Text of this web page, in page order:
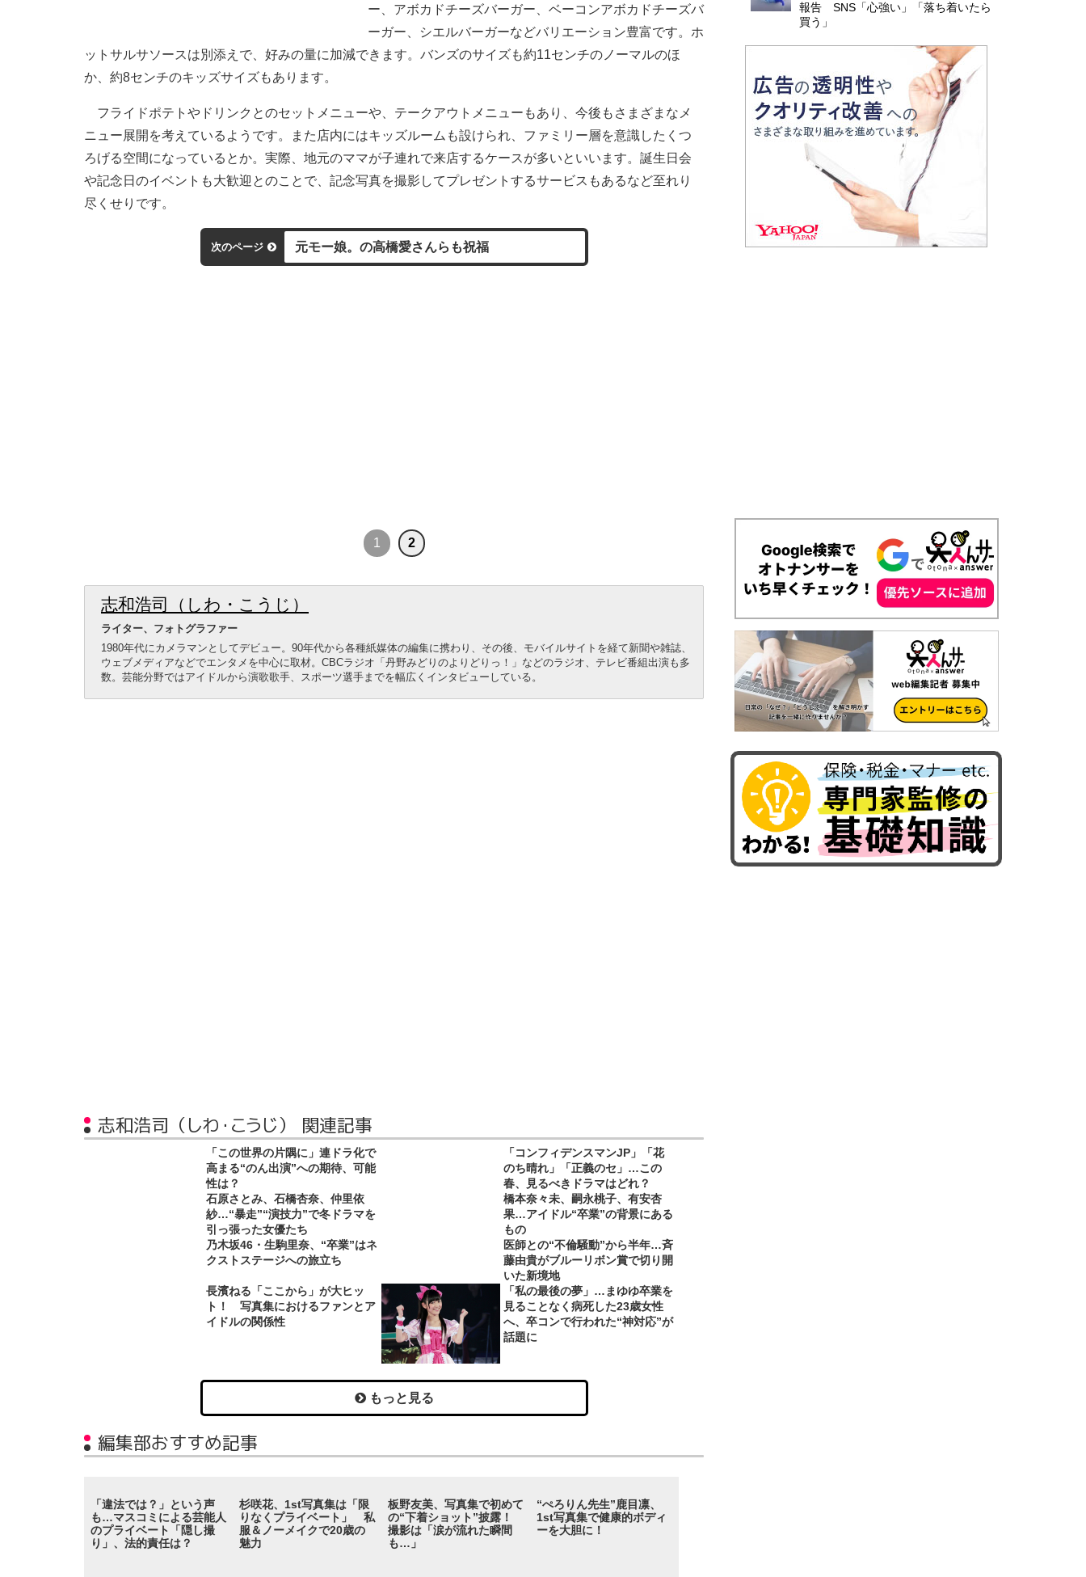
ー、アボカドチーズバーガー、ベーコンアボカドチーズバ
ーガー、シエルバーガーなどバリエーション豊富です。ホ
ットサルサソースは別添えで、好みの量に加減できます。バンズのサイズも約11センチのノーマルのほ
か、約8センチのキッズサイズもあります。
フライドポテトやドリンクとのセットメニューや、テークアウトメニューもあり、今後もさまざまなメ
ニュー展開を考えているようです。また店内にはキッズルームも設けられ、ファミリー層を意識したくつ
ろげる空間になっているとか。実際、地元のママが子連れで来店するケースが多いといいます。誕生日会
や記念日のイベントも大歓迎とのことで、記念写真を撮影してプレゼントするサービスもあるなど至れり
尽くせりです。
次のページ 元モー娘。の高橋愛さんらも祝福
1 2
志和浩司（しわ・こうじ）
ライター、フォトグラファー
1980年代にカメラマンとしてデビュー。90年代から各種紙媒体の編集に携わり、その後、モバイルサイトを経て新聞や雑誌、
ウェブメディアなどでエンタメを中心に取材。CBCラジオ「丹野みどりのよりどりっ！」などのラジオ、テレビ番組出演も多
数。芸能分野ではアイドルから演歌歌手、スポーツ選手までを幅広くインタビューしている。
志和浩司（しわ・こうじ） 関連記事
「この世界の片隅に」連ドラ化で
高まる“のん出演”への期待、可能
性は？
「コンフィデンスマンJP」「花
のち晴れ」「正義のセ」…この
春、見るべきドラマはどれ？
石原さとみ、石橋杏奈、仲里依
紗…“暴走”“演技力”で冬ドラマを
引っ張った女優たち
橋本奈々未、嗣永桃子、有安杏
果…アイドル“卒業”の背景にある
もの
乃木坂46・生駒里奈、“卒業”はネ
クストステージへの旅立ち
医師との“不倫騒動”から半年…斉
藤由貴がブルーリボン賞で切り開
いた新境地
長濱ねる「ここから」が大ヒッ
ト！ 写真集におけるファンとア
イドルの関係性
「私の最後の夢」…まゆゆ卒業を
見ることなく病死した23歳女性
へ、卒コンで行われた“神対応”が
話題に
もっと見る
編集部おすすめ記事
「違法では？」という声
も…マスコミによる芸能人
のプライベート「隠し撮
り」、法的責任は？
杉咲花、1st写真集は「限
りなくプライベート」 私
服＆ノーメイクで20歳の
魅力
板野友美、写真集で初めて
の“下着ショット”披露！
撮影は「涙が流れた瞬間
も…」
“ぺろりん先生”鹿目凛、
1st写真集で健康的ボディ
ーを大胆に！
報告 SNS「心強い」「落ち着いたら
買う」